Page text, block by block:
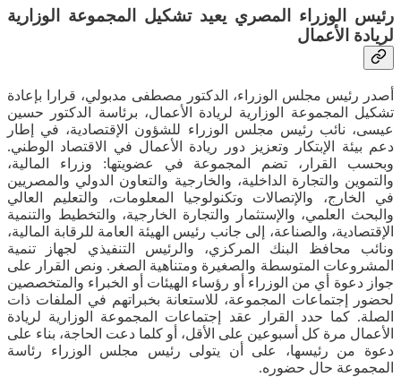
رئيس الوزراء المصري يعيد تشكيل المجموعة الوزارية
لريادة الأعمال
أصدر رئيس مجلس الوزراء، الدكتور مصطفى مدبولي، قرارا بإعادة
تشكيل المجموعة الوزارية لريادة الأعمال، برئاسة الدكتور حسين
عيسى، نائب رئيس مجلس الوزراء للشؤون الإقتصادية، في إطار
دعم بيئة الإبتكار وتعزيز دور ريادة الأعمال في الاقتصاد الوطني.
وبحسب القرار، تضم المجموعة في عضويتها: وزراء المالية،
والتموين والتجارة الداخلية، والخارجية والتعاون الدولي والمصريين
في الخارج، والإتصالات وتكنولوجيا المعلومات، والتعليم العالي
والبحث العلمي، والإستثمار والتجارة الخارجية، والتخطيط والتنمية
الإقتصادية، والصناعة، إلى جانب رئيس الهيئة العامة للرقابة المالية،
ونائب محافظ البنك المركزي، والرئيس التنفيذي لجهاز تنمية
المشروعات المتوسطة والصغيرة ومتناهية الصغر. ونص القرار على
جواز دعوة أي من الوزراء أو رؤساء الهيئات أو الخبراء والمتخصصين
لحضور إجتماعات المجموعة، للاستعانة بخبراتهم في الملفات ذات
الصلة. كما حدد القرار عقد إجتماعات المجموعة الوزارية لريادة
الأعمال مرة كل أسبوعين على الأقل، أو كلما دعت الحاجة، بناء على
دعوة من رئيسها، على أن يتولى رئيس مجلس الوزراء رئاسة
المجموعة حال حضوره.